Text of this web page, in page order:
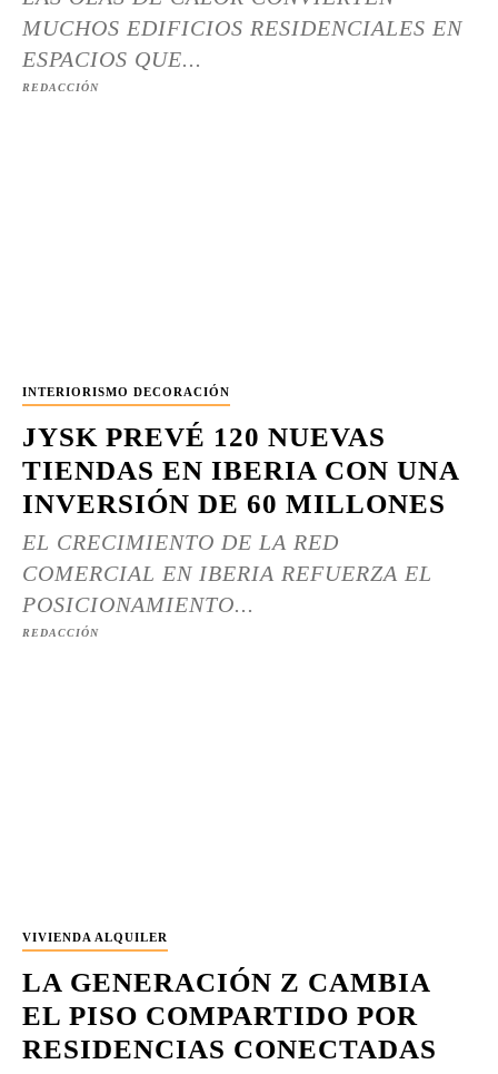
MUCHOS EDIFICIOS RESIDENCIALES EN
ESPACIOS QUE...
REDACCIÓN
INTERIORISMO DECORACIÓN
JYSK PREVÉ 120 NUEVAS
TIENDAS EN IBERIA CON UNA
INVERSIÓN DE 60 MILLONES
EL CRECIMIENTO DE LA RED
COMERCIAL EN IBERIA REFUERZA EL
POSICIONAMIENTO...
REDACCIÓN
VIVIENDA ALQUILER
LA GENERACIÓN Z CAMBIA
EL PISO COMPARTIDO POR
RESIDENCIAS CONECTADAS